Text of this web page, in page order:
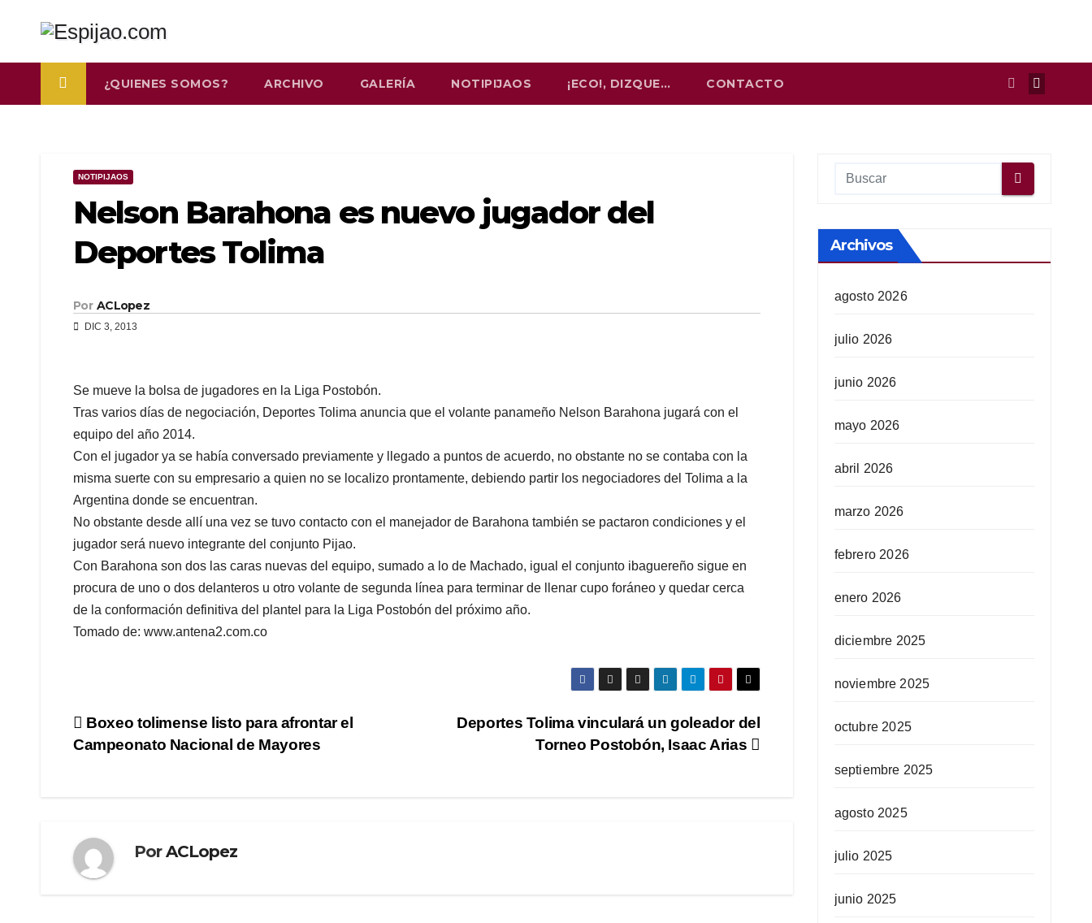
contenido
¿QUIENES SOMOS? ARCHIVO GALERÍA NOTIPIJAOS ¡ECO!, DIZQUE… CONTACTO
NOTIPIJAOS
Nelson Barahona es nuevo jugador del
Deportes Tolima
Por ACLopez
DIC 3, 2013
Se mueve la bolsa de jugadores en la Liga Postobón.
Tras varios días de negociación, Deportes Tolima anuncia que el volante panameño Nelson Barahona jugará con el
equipo del año 2014.
Con el jugador ya se había conversado previamente y llegado a puntos de acuerdo, no obstante no se contaba con la
misma suerte con su empresario a quien no se localizo prontamente, debiendo partir los negociadores del Tolima a la
Argentina donde se encuentran.
No obstante desde allí una vez se tuvo contacto con el manejador de Barahona también se pactaron condiciones y el
jugador será nuevo integrante del conjunto Pijao.
Con Barahona son dos las caras nuevas del equipo, sumado a lo de Machado, igual el conjunto ibaguereño sigue en
procura de uno o dos delanteros u otro volante de segunda línea para terminar de llenar cupo foráneo y quedar cerca
de la conformación definitiva del plantel para la Liga Postobón del próximo año.
Tomado de: www.antena2.com.co
Navegación
Deportes Tolima vinculará un goleador del
Torneo Postobón, Isaac Arias
Boxeo tolimense listo para afrontar el
Campeonato Nacional de Mayores
PorACLopez
Archivos
agosto 2026
julio 2026
junio 2026
mayo 2026
abril 2026
marzo 2026
febrero 2026
enero 2026
diciembre 2025
noviembre 2025
octubre 2025
septiembre 2025
agosto 2025
julio 2025
junio 2025